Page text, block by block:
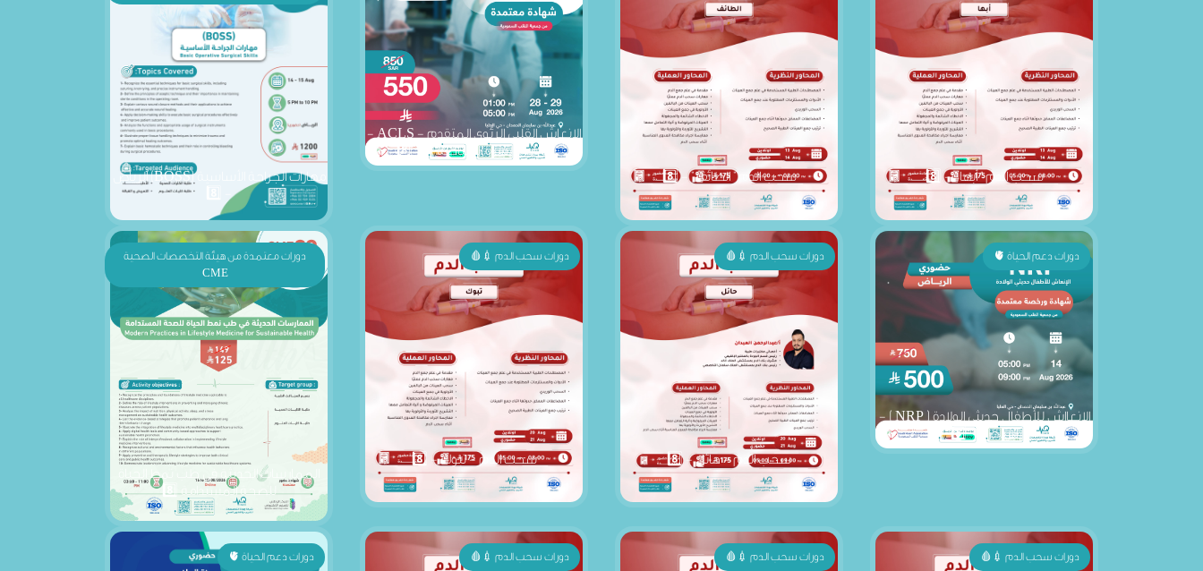
سحب الدم " أبها " - 8️⃣ سحب الدم " الطائف " - 8️⃣
الرياض الفترة الصباحية"28" 8️⃣
مهارات الجراحة الأساسية (BOSS) الرياض
دورات دعم الحياة 🫀
الانعااش للأطفال حديثي الولادة ( NRP ) -
الرياض "1 " 8️⃣
دورات سحب الدم 💉🩸
سحب الدم - حائل - 8️⃣ سحب الدم - تبوك - 8️⃣
دورات معتمدة من هيئة التخصصات الصحية
CME
الممارسات الحديثة في طب نمط الحياة
للصحة المستدامة 8️⃣
دورات دعم الحياة 🫀